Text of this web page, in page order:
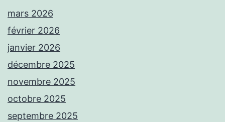
mars 2026
février 2026
janvier 2026
décembre 2025
novembre 2025
octobre 2025
septembre 2025